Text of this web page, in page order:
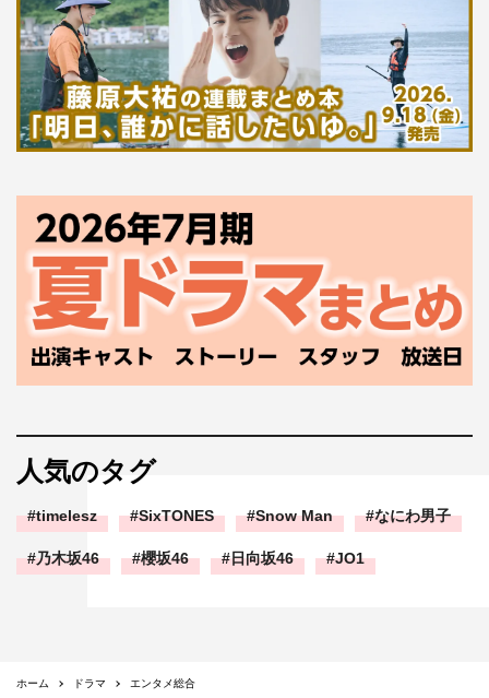
人気のタグ
timelesz SixTONES Snow Man なにわ男子
乃木坂46 櫻坂46 日向坂46 JO1
ホーム ドラマ
エンタメ総合